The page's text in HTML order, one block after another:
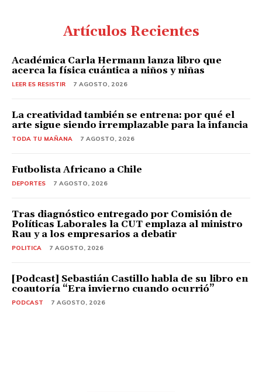
Artículos Recientes
Académica Carla Hermann lanza libro que
acerca la física cuántica a niños y niñas
LEER ES RESISTIR 7 AGOSTO, 2026
La creatividad también se entrena: por qué el
arte sigue siendo irremplazable para la infancia
TODA TU MAÑANA 7 AGOSTO, 2026
Futbolista Africano a Chile
DEPORTES 7 AGOSTO, 2026
Tras diagnóstico entregado por Comisión de
Políticas Laborales la CUT emplaza al ministro
Rau y a los empresarios a debatir
POLITICA 7 AGOSTO, 2026
[Podcast] Sebastián Castillo habla de su libro en
coautoría “Era invierno cuando ocurrió”
PODCAST 7 AGOSTO, 2026